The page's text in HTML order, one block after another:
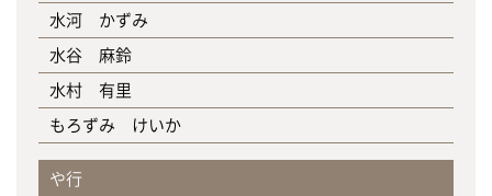
水河 かずみ
水谷 麻鈴
水村 有里
もろずみ けいか
や行